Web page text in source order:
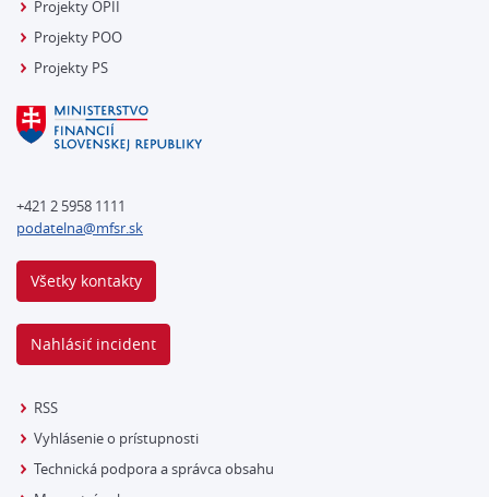
Projekty OPII
Projekty POO
Projekty PS
+421 2 5958 1111
podatelna@mfsr.sk
Všetky kontakty
Nahlásiť incident
RSS
Vyhlásenie o prístupnosti
Technická podpora a správca obsahu